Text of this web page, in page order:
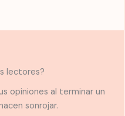
lectores?
opiniones al terminar un
sonrojar.